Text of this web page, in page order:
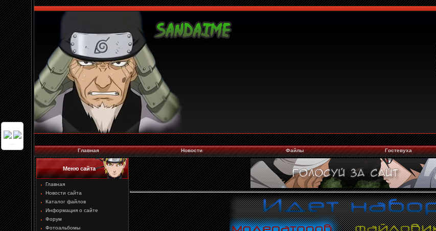
Главная Новости Файлы Гостевуха
Меню сайта
Главная
Новости сайта
Каталог файлов
Информация о сайте
Форум
Фотоальбомы